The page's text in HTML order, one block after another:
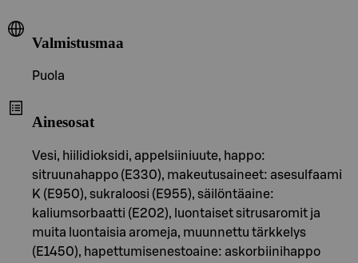
Valmistusmaa
Puola
Ainesosat
Vesi, hiilidioksidi, appelsiiniuute, happo:
sitruunahappo (E330), makeutusaineet: asesulfaami
K (E950), sukraloosi (E955), säilöntäaine:
kaliumsorbaatti (E202), luontaiset sitrusaromit ja
muita luontaisia aromeja, muunnettu tärkkelys
(E1450), hapettumisenestoaine: askorbiinihappo